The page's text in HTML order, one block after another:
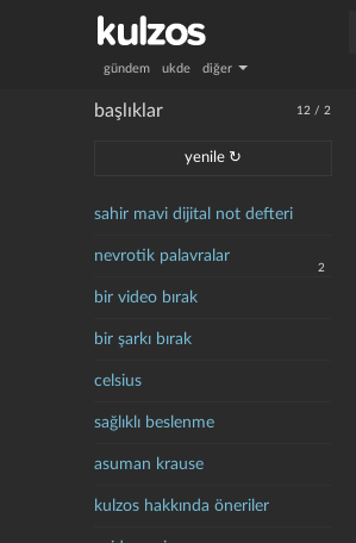
gündem ukde diğer
12 /2
başlıklar
yenile ↻
sahir mavi dijital not defteri
nevrotik palavralar
2
bir video bırak
bir şarkı bırak
celsius
sağlıklı beslenme
asuman krause
kulzos hakkında öneriler